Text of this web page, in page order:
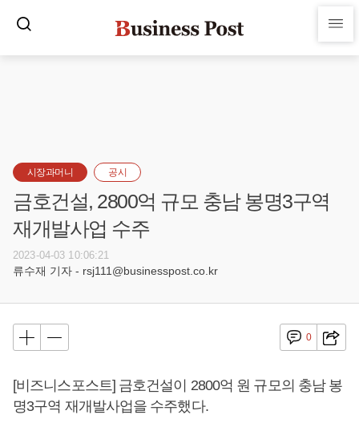
시장과머니 공시
금호건설, 2800억 규모 충남 봉명3구역
재개발사업 수주
2023-04-03 10:06:21
류수재 기자 - rsj111@businesspost.co.kr
0
[비즈니스포스트] 금호건설이 2800억 원 규모의 충남 봉
명3구역 재개발사업을 수주했다.